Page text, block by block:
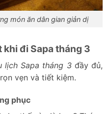
món ăn dân gian giản dị
đi Sapa tháng 3
lịch Sapa tháng 3đầy đủ,
vẹn và tiết kiệm.
phục